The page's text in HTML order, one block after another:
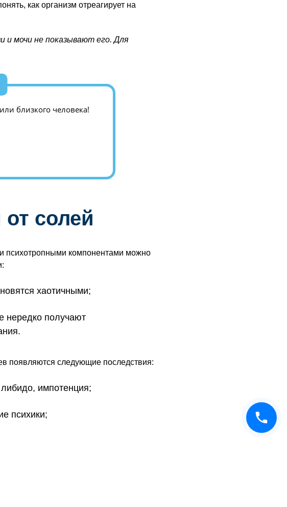
как организм отреагирует на
и мочи не показывают его. Для
близкого человека!
солей
психотропными компонентами можно
хаотичными;
нередко получают
появляются следующие последствия:
импотенция;
психики;